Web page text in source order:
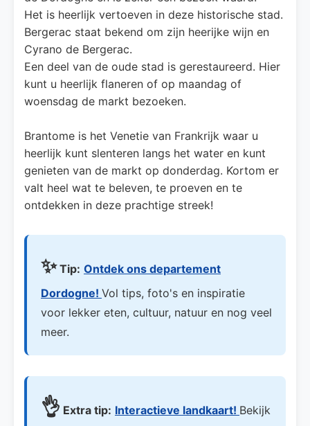
Het is heerlijk vertoeven in deze historische stad.
Bergerac staat bekend om zijn heerijke wijn en
Cyrano de Bergerac.
Een deel van de oude stad is gerestaureerd. Hier
kunt u heerlijk flaneren of op maandag of
woensdag de markt bezoeken.
Brantome is het Venetie van Frankrijk waar u
heerlijk kunt slenteren langs het water en kunt
genieten van de markt op donderdag. Kortom er
valt heel wat te beleven, te proeven en te
ontdekken in deze prachtige streek!
✨Tip: Ontdek ons departement
Dordogne! Vol tips, foto's en inspiratie
voor lekker eten, cultuur, natuur en nog veel
meer.
👌 Extra tip: Interactieve landkaart! Bekijk